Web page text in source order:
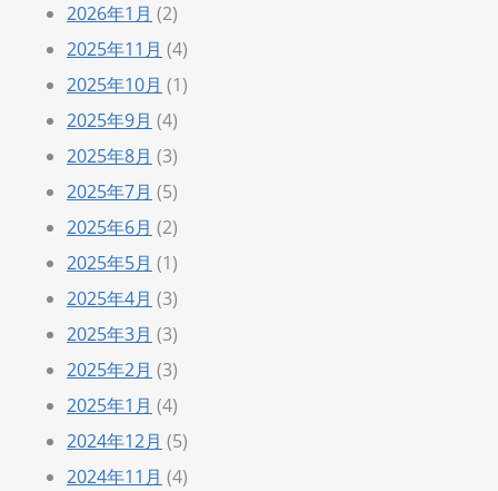
2026年1月 (2)
2025年11月 (4)
2025年10月 (1)
2025年9月 (4)
2025年8月 (3)
2025年7月 (5)
2025年6月 (2)
2025年5月 (1)
2025年4月 (3)
2025年3月 (3)
2025年2月 (3)
2025年1月 (4)
2024年12月 (5)
2024年11月 (4)